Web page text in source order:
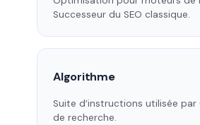
Successeur du SEO classique.
Algorithme
Suite d’instructions utilisée
de recherche.